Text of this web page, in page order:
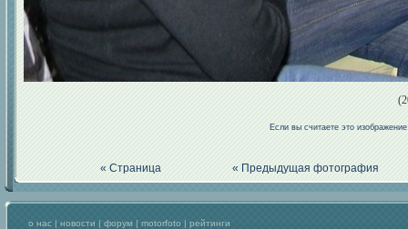
Если вы считаете это
« Страница « Предыдущая фотография
о нас | новости | форум | motorfoto | рейтинги